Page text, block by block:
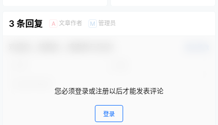
3 条回复 A 文章作者 M 管理员
您必须登录或注册以后才能发表评论
登录